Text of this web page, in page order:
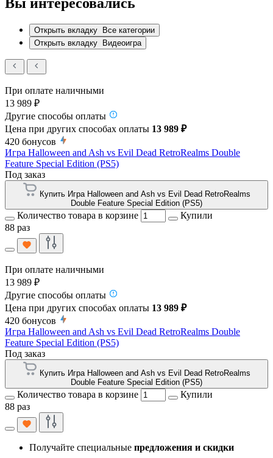
Вы интересовались
Открыть вкладку
Все категории
Открыть вкладку
Видеоигра
При оплате наличными
13 989 ₽
Другие способы оплаты
Цена при других способах оплаты 13 989 ₽
420 бонусов
Игра Halloween and Ash vs Evil Dead RetroRealms Double
Feature Special Edition (PS5)
Под заказ
Купить Игра Halloween and Ash vs Evil Dead RetroRealms
Double Feature Special Edition (PS5)
Количество товара в корзине
Купили
88 раз
При оплате наличными
13 989 ₽
Другие способы оплаты
Цена при других способах оплаты 13 989 ₽
420 бонусов
Игра Halloween and Ash vs Evil Dead RetroRealms Double
Feature Special Edition (PS5)
Под заказ
Купить Игра Halloween and Ash vs Evil Dead RetroRealms
Double Feature Special Edition (PS5)
Количество товара в корзине
Купили
88 раз
Получайте специальные предложения и скидки